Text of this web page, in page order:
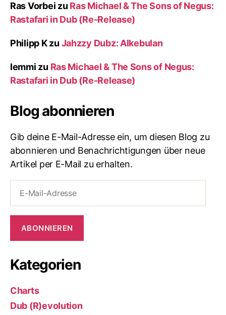
Ras Vorbei zu Ras Michael & The Sons of Negus:
Rastafari in Dub (Re-Release)
Philipp Kzu Jahzzy Dubz: Alkebulan
lemmi zu Ras Michael & The Sons of Negus:
Rastafari in Dub (Re-Release)
Blog abonnieren
Gib deine E-Mail-Adresse ein, um diesen Blog zu
abonnieren und Benachrichtigungen über neue
Artikel per E-Mail zu erhalten.
Mail-
ABONNIEREN
Kategorien
Charts
Dub (R)evolution